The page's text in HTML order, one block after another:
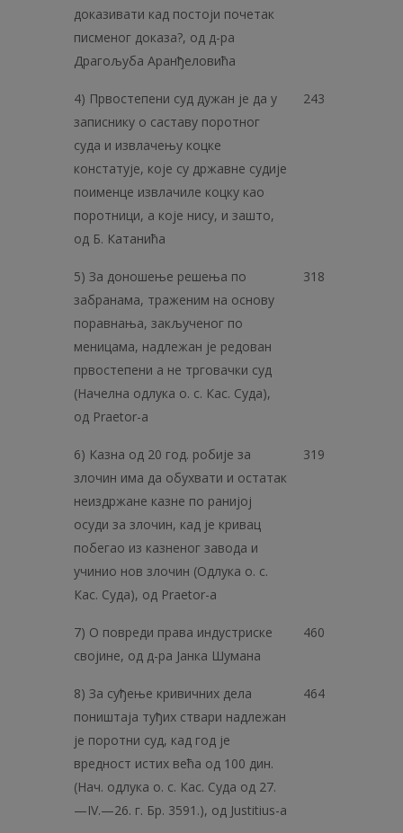
доказивати кад постоји почетак
писменог доказа?, од д-ра
Драгољуба Аранђеловића
4) Првостепени суд дужан је да у
записнику о саставу поротног
суда и извлачењу коцке
констатује, које су државне судије
поименце извлачиле коцку као
поротници, а које нису, и зашто,
од Б. Катанића
243
5) За доношење решења по
забранама, траженим на основу
поравнања, закљученог по
меницама, надлежан је редован
првостепени а не трговачки суд
(Начелна одлука о. с. Кас. Суда),
од Praetor-a
318
6) Казна од 20 год. робије за
злочин има да обухвати и остатак
неиздржане казне по ранијој
осуди за злочин, кад је кривац
побегао из казненог завода и
учинио нов злочин (Одлука о. с.
Кас. Суда), од Praetor-a
319
7) О повреди права индустриске
својине, од д-ра Јанка Шумана
460
8) За суђење кривичних дела
поништаја туђих ствари надлежан
је поротни суд, кад год је
вредност истих већа од 100 дин.
(Нач. одлука о. с. Кас. Суда од 27.
—IV.—26. г. Бр. 3591.), од Justitius-a
464